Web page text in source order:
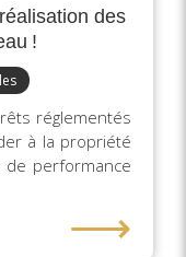
des
!
réglementés
à la propriété
performance
⟶